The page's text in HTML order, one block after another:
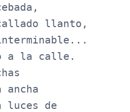
llanto,
a la calle.
luces de